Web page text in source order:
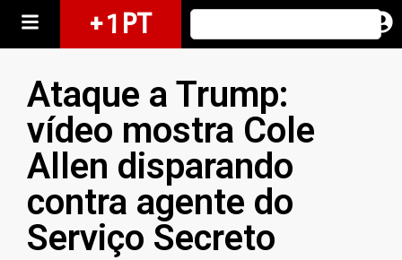
+ 1 PT
Ataque a Trump:
vídeo mostra Cole
Allen disparando
contra agente do
Serviço Secreto